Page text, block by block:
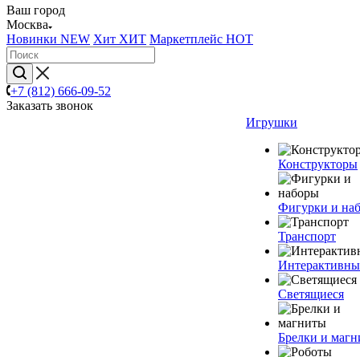
Ваш город
Москва
Новинки NEW Хит ХИТ Маркетплейс HOT
+7 (812) 666-09-52
Заказать звонок
Игрушки
Конструкторы
Фигурки и
Транспорт
Светящиеся
Брелки и